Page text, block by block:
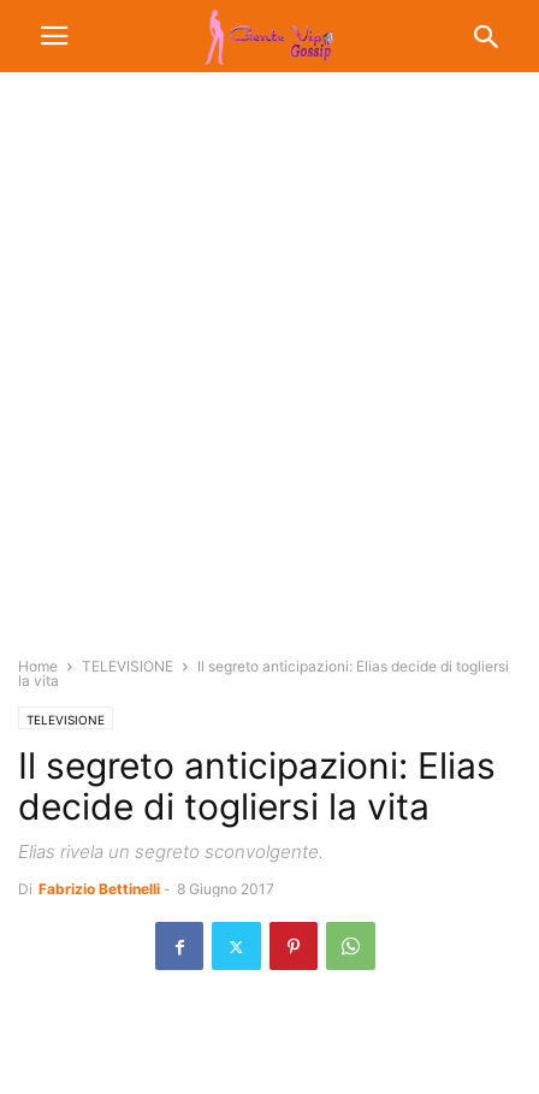
Home TELEVISIONE
Il segreto anticipazioni: Elias decide di togliersi
la vita
TELEVISIONE
Il segreto anticipazioni: Elias
decide di togliersi la vita
Elias rivela un segreto sconvolgente.
Di Fabrizio Bettinelli - 8 Giugno 2017